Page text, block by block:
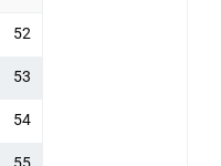
52
53
54